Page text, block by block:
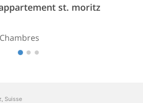
st. moritz
Suisse